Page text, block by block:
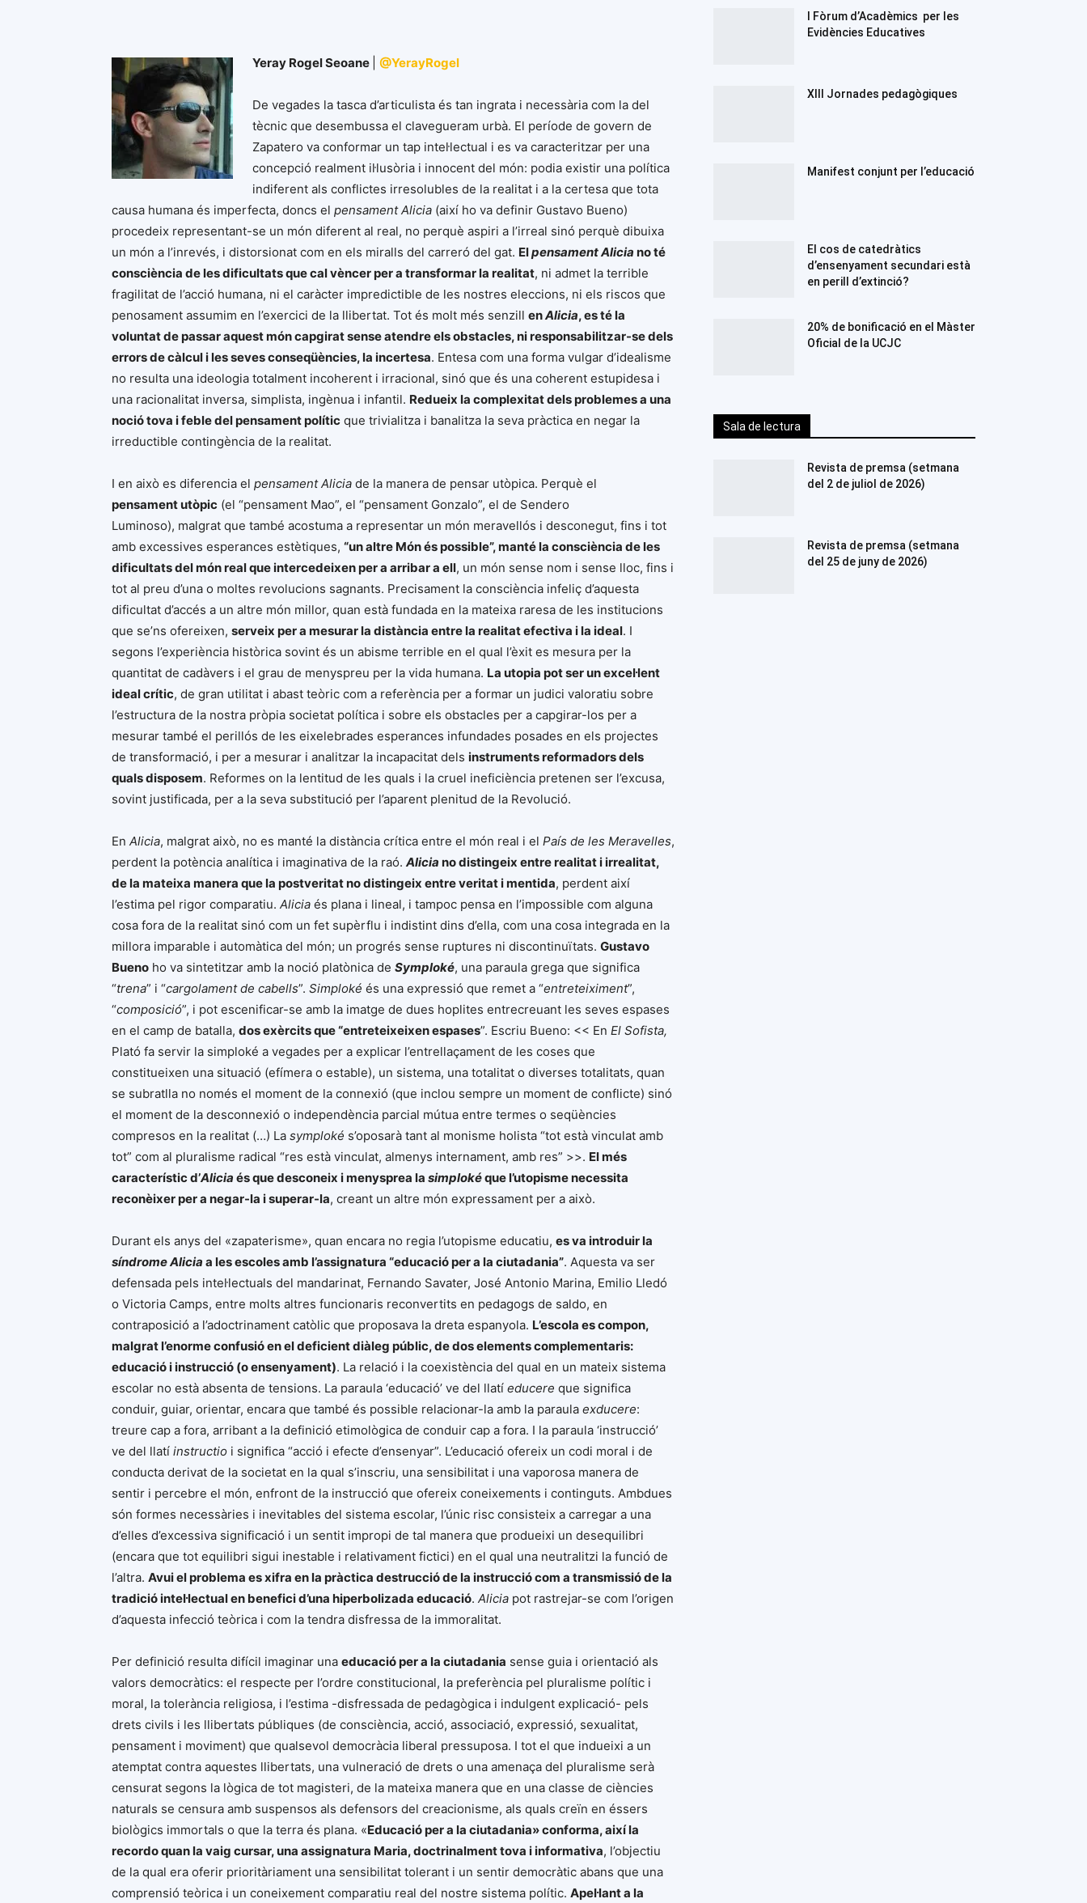
Yeray Rogel Seoane @YerayRogel
De vegades la tasca d’articulista és tan ingrata i necessària com la del
tècnic que desembussa el clavegueram urbà. El període de govern de
Zapatero va conformar un tap intel·lectual i es va caracteritzar per una
concepció realment il·lusòria i innocent del món: podia existir una política
indiferent als conflictes irresolubles de la realitat i a la certesa que tota
causa humana és imperfecta, doncs el pensament Alicia (així ho va definir Gustavo Bueno)
procedeix representant-se un món diferent al real, no perquè aspiri a l’irreal sinó perquè dibuixa
un món a l’inrevés, i distorsionat com en els miralls del carreró del gat. Elpensament Alicia no té
consciència de les dificultats que cal vèncer per a transformar la realitat, ni admet la terrible
fragilitat de l’acció humana, ni el caràcter impredictible de les nostres eleccions, ni els riscos que
penosament assumim en l’exercici de la llibertat. Tot és molt més senzill enAlicia, es té la
voluntat de passar aquest món capgirat sense atendre els obstacles, ni responsabilitzar-se dels
errors de càlcul i les seves conseqüències, la incertesa. Entesa com una forma vulgar d’idealisme
no resulta una ideologia totalment incoherent i irracional, sinó que és una coherent estupidesa i
una racionalitat inversa, simplista, ingènua i infantil. Redueix la complexitat dels problemes a una
noció tova i feble del pensament polític que trivialitza i banalitza la seva pràctica en negar la
irreductible contingència de la realitat.
I en això es diferencia el pensament Alicia de la manera de pensar utòpica. Perquè el
pensament utòpic (el “pensament Mao”, el “pensament Gonzalo”, el de Sendero
Luminoso), malgrat que també acostuma a representar un món meravellós i desconegut, fins i tot
amb excessives esperances estètiques, “un altre Món és possible”, manté la consciència de les
dificultats del món real que intercedeixen per a arribar a ell, un món sense nom i sense lloc, fins i
tot al preu d’una o moltes revolucions sagnants. Precisament la consciència infeliç d’aquesta
dificultat d’accés a un altre món millor, quan està fundada en la mateixa raresa de les institucions
que se’ns ofereixen, serveix per a mesurar la distància entre la realitat efectiva i la ideal. I
segons l’experiència històrica sovint és un abisme terrible en el qual l’èxit es mesura per la
quantitat de cadàvers i el grau de menyspreu per la vida humana. La utopia pot ser un excel·lent
ideal crític, de gran utilitat i abast teòric com a referència per a formar un judici valoratiu sobre
l’estructura de la nostra pròpia societat política i sobre els obstacles per a capgirar-los per a
mesurar també el perillós de les eixelebrades esperances infundades posades en els projectes
de transformació, i per a mesurar i analitzar la incapacitat dels instruments reformadors dels
quals disposem. Reformes on la lentitud de les quals i la cruel ineficiència pretenen ser l’excusa,
sovint justificada, per a la seva substitució per l’aparent plenitud de la Revolució.
En Alicia, malgrat això, no es manté la distància crítica entre el món real i el País de les Meravelles,
perdent la potència analítica i imaginativa de la raó. Alicia no distingeix entre realitat i irrealitat,
de la mateixa manera que la postveritat no distingeix entre veritat i mentida, perdent així
l’estima pel rigor comparatiu. Alicia és plana i lineal, i tampoc pensa en l’impossible com alguna
cosa fora de la realitat sinó com un fet supèrflu i indistint dins d’ella, com una cosa integrada en la
millora imparable i automàtica del món; un progrés sense ruptures ni discontinuïtats. Gustavo
Bueno ho va sintetitzar amb la noció platònica de Symploké, una paraula grega que significa
“trena” i “cargolament de cabells”. Simploké és una expressió que remet a “entreteiximent”,
“composició”, i pot escenificar-se amb la imatge de dues hoplites entrecreuant les seves espases
en el camp de batalla, dos exèrcits que “entreteixeixen espases”. Escriu Bueno: << En El Sofista,
Plató fa servir la simploké a vegades per a explicar l’entrellaçament de les coses que
constitueixen una situació (efímera o estable), un sistema, una totalitat o diverses totalitats, quan
se subratlla no només el moment de la connexió (que inclou sempre un moment de conflicte) sinó
el moment de la desconnexió o independència parcial mútua entre termes o seqüències
compresos en la realitat (…) La symploké s’oposarà tant al monisme holista “tot està vinculat amb
tot” com al pluralisme radical “res està vinculat, almenys internament, amb res” >>. El més
característic d’Alicia és que desconeix i menysprea la simplokéque l’utopisme necessita
reconèixer per a negar-la i superar-la, creant un altre món expressament per a això.
Durant els anys del «zapaterisme», quan encara no regia l’utopisme educatiu, es va introduir la
síndrome Alicia a les escoles amb l’assignatura “educació per a la ciutadania”. Aquesta va ser
defensada pels intel·lectuals del mandarinat, Fernando Savater, José Antonio Marina, Emilio Lledó
o Victoria Camps, entre molts altres funcionaris reconvertits en pedagogs de saldo, en
contraposició a l’adoctrinament catòlic que proposava la dreta espanyola. L’escola es compon,
malgrat l’enorme confusió en el deficient diàleg públic, de dos elements complementaris:
educació i instrucció (o ensenyament). La relació i la coexistència del qual en un mateix sistema
escolar no està absenta de tensions. La paraula ‘educació’ ve del llatí educere que significa
conduir, guiar, orientar, encara que també és possible relacionar-la amb la paraula exducere:
treure cap a fora, arribant a la definició etimològica de conduir cap a fora. I la paraula ‘instrucció’
ve del llatí instructio i significa “acció i efecte d’ensenyar”. L’educació ofereix un codi moral i de
conducta derivat de la societat en la qual s’inscriu, una sensibilitat i una vaporosa manera de
sentir i percebre el món, enfront de la instrucció que ofereix coneixements i continguts. Ambdues
són formes necessàries i inevitables del sistema escolar, l’únic risc consisteix a carregar a una
d’elles d’excessiva significació i un sentit impropi de tal manera que produeixi un desequilibri
(encara que tot equilibri sigui inestable i relativament fictici) en el qual una neutralitzi la funció de
l’altra. Avui el problema es xifra en la pràctica destrucció de la instrucció com a transmissió de la
tradició intel·lectual en benefici d’una hiperbolizada educació. Alicia pot rastrejar-se com l’origen
d’aquesta infecció teòrica i com la tendra disfressa de la immoralitat.
Per definició resulta difícil imaginar una educació per a la ciutadania sense guia i orientació als
valors democràtics: el respecte per l’ordre constitucional, la preferència pel pluralisme polític i
moral, la tolerància religiosa, i l’estima -disfressada de pedagògica i indulgent explicació- pels
drets civils i les llibertats públiques (de consciència, acció, associació, expressió, sexualitat,
pensament i moviment) que qualsevol democràcia liberal pressuposa. I tot el que indueixi a un
atemptat contra aquestes llibertats, una vulneració de drets o una amenaça del pluralisme serà
censurat segons la lògica de tot magisteri, de la mateixa manera que en una classe de ciències
naturals se censura amb suspensos als defensors del creacionisme, als quals creïn en éssers
biològics immortals o que la terra és plana. «Educació per a la ciutadania» conforma, així la
recordo quan la vaig cursar, una assignatura Maria, doctrinalment tova i informativa, l’objectiu
de la qual era oferir prioritàriament una sensibilitat tolerant i un sentir democràtic abans que una
comprensió teòrica i un coneixement comparatiu real del nostre sistema polític. Apel·lant a la
I Fòrum d’Acadèmics per les
Evidències Educatives
XIII Jornades pedagògiques
Manifest conjunt per l’educació
El cos de catedràtics
d’ensenyament secundari està
en perill d’extinció?
20% de bonificació en el Màster
Oficial de la UCJC
Sala de lectura
Revista de premsa (setmana
del 2 de juliol de 2026)
Revista de premsa (setmana
del 25 de juny de 2026)